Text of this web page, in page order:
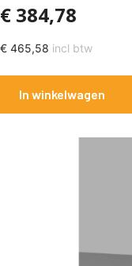
€ 384,78
€ 465,58 incl btw
In winkelwagen